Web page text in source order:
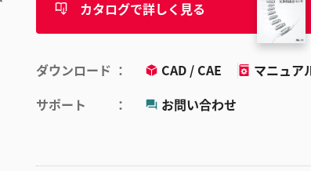
カタログで詳しく見る
ダウンロード CAD / CAE マニュア
サポート
お問い合わせ